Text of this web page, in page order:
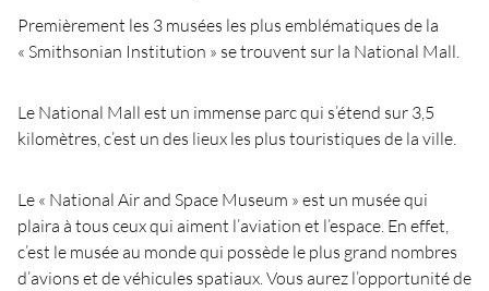
Premièrement les 3 musées les plus emblématiques de la
« Smithsonian Institution » se trouvent sur la National Mall.
Le National Mall est un immense parc qui s’étend sur 3,5
kilomètres, c’est un des lieux les plus touristiques de la ville.
Le « National Air and Space Museum » est un musée qui
plaira à tous ceux qui aiment l’aviation et l’espace. En effet,
c’est le musée au monde qui possède le plus grand nombres
d’avions et de véhicules spatiaux. Vous aurez l’opportunité de